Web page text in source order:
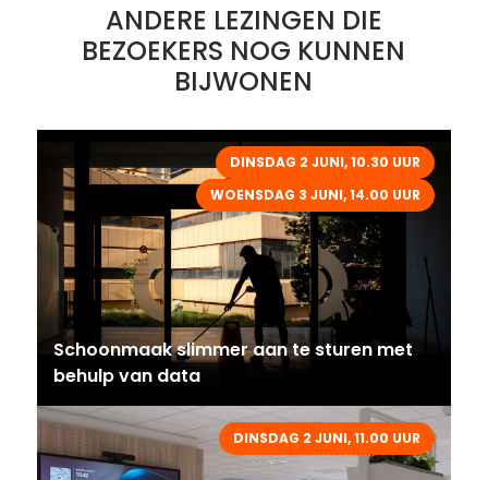
ANDERE LEZINGEN DIE
BEZOEKERS NOG KUNNEN
BIJWONEN
DINSDAG 2 JUNI, 10.30 UUR
WOENSDAG 3 JUNI, 14.00 UUR
Schoonmaak slimmer aan te sturen met
behulp van data
DINSDAG 2 JUNI, 11.00 UUR